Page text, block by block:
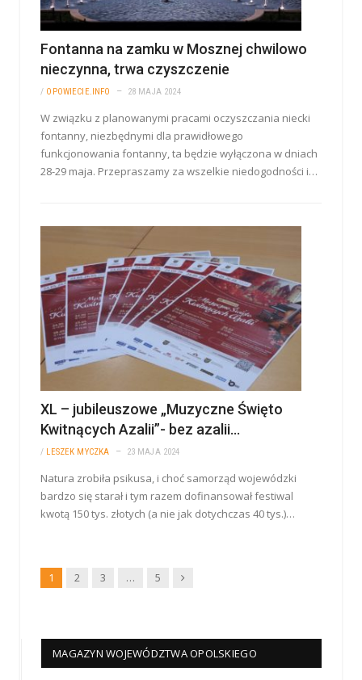
Fontanna na zamku w Mosznej chwilowo
nieczynna, trwa czyszczenie
/ OPOWIECIE.INFO 28 MAJA 2024
W związku z planowanymi pracami oczyszczania niecki
fontanny, niezbędnymi dla prawidłowego
funkcjonowania fontanny, ta będzie wyłączona w dniach
28-29 maja. Przepraszamy za wszelkie niedogodności i…
XL – jubileuszowe „Muzyczne Święto
Kwitnących Azalii”- bez azalii…
/ LESZEK MYCZKA 23 MAJA 2024
Natura zrobiła psikusa, i choć samorząd wojewódzki
bardzo się starał i tym razem dofinansował festiwal
kwotą 150 tys. złotych (a nie jak dotychczas 40 tys.)…
1 2 3 … 5 Dalej
MAGAZYN WOJEWÓDZTWA OPOLSKIEGO